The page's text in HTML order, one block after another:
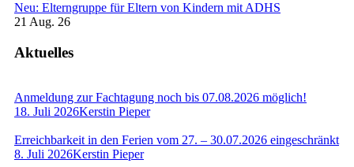
Neu: Elterngruppe für Eltern von Kindern mit ADHS
21 Aug. 26
Aktuelles
Anmeldung zur Fachtagung noch bis 07.08.2026 möglich!
18. Juli 2026Kerstin Pieper
Erreichbarkeit in den Ferien vom 27. – 30.07.2026 eingeschränkt
8. Juli 2026Kerstin Pieper